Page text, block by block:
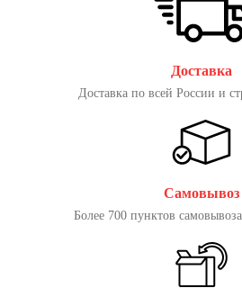
Доставка
Доставка по всей России и
Самовывоз
Более 700 пунктов